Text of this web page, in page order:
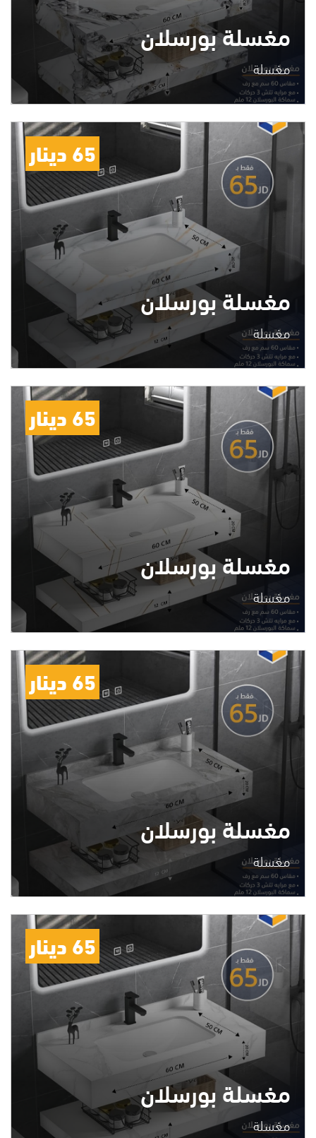
مغسلة بورسلان
مغسلة
65 دينار
مغسلة بورسلان
مغسلة
65 دينار
مغسلة بورسلان
مغسلة
65 دينار
مغسلة بورسلان
مغسلة
65 دينار
مغسلة بورسلان
مغسلة